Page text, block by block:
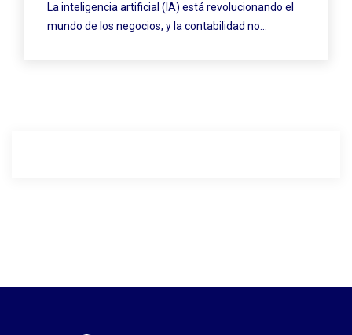
La inteligencia artificial (IA) está revolucionando el
mundo de los negocios, y la contabilidad no…